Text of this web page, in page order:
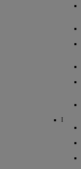
I